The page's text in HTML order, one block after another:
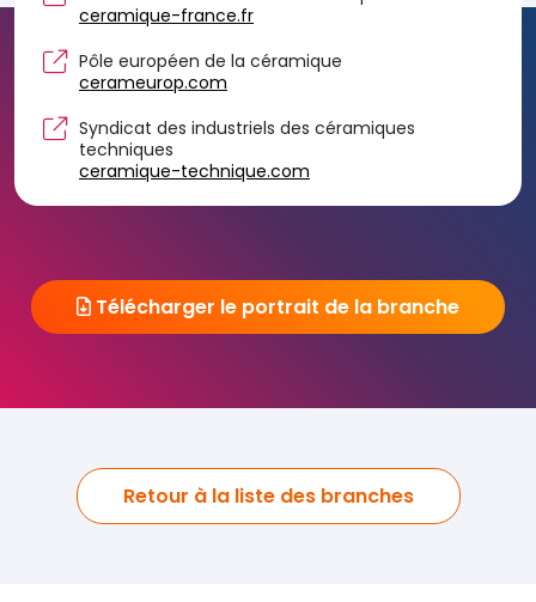
ceramique-france.fr
Pôle européen de la céramique
cerameurop.com
Syndicat des industriels des céramiques
techniques
ceramique-technique.com
Télécharger le portrait de la branche
Retour à la liste des branches